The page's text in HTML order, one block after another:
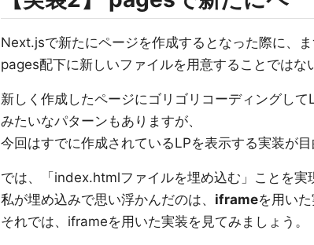
Next.jsで新たにページを作成するとなった際に、ま
pages配下に新しいファイルを用意することではな
新しく作成したページにゴリゴリコーディングして
みたいなパターンもありますが、
今回はすでに作成されているLPを表示する実装が目
では、「index.htmlファイルを埋め込む」ことを実
私が埋め込みで思い浮かんだのは、 iframeを用いた
それでは、iframeを用いた実装を見てみましょう。